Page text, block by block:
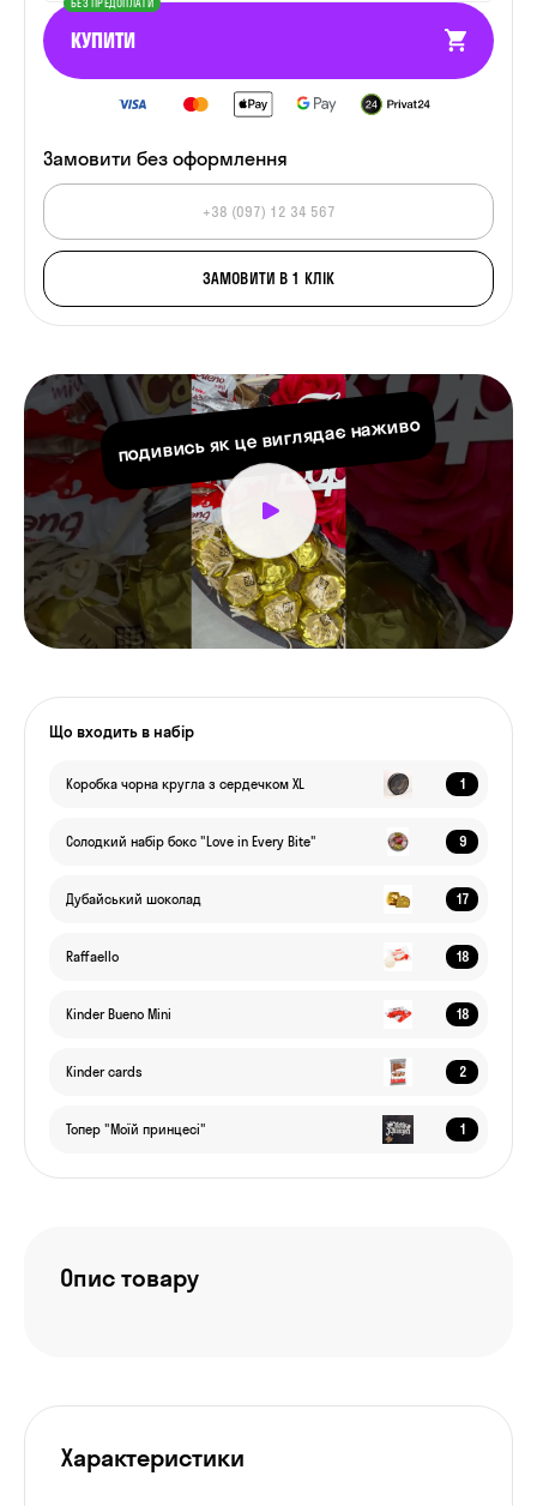
КУПИТИ
Замовити без оформлення
ЗАМОВИТИ В 1 КЛІК
подивись як це виглядає наживо
Що входить в набір
Коробка чорна кругла з сердечком XL 1
Солодкий набір бокс "Love in Every Bite" 9
Дубайський шоколад 17
Raffaello 18
Kinder Bueno Mini 18
Kinder cards 2
Топер "Моїй принцесі" 1
Опис товару
Характеристики